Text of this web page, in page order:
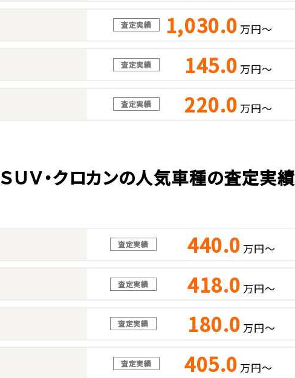
査定実績 1,030.0 万円～
査定実績 145.0 万円～
査定実績 220.0 万円～
ＳＵＶ・クロカンの人気車種の査定実績
査定実績 440.0 万円～
査定実績 418.0 万円～
査定実績 180.0 万円～
査定実績 405.0 万円～